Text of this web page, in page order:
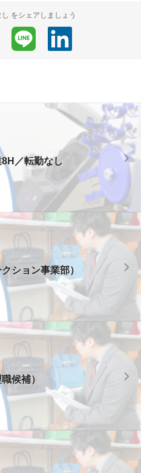
をシェアしましょう
／転勤なし
ション事業部）
候補）